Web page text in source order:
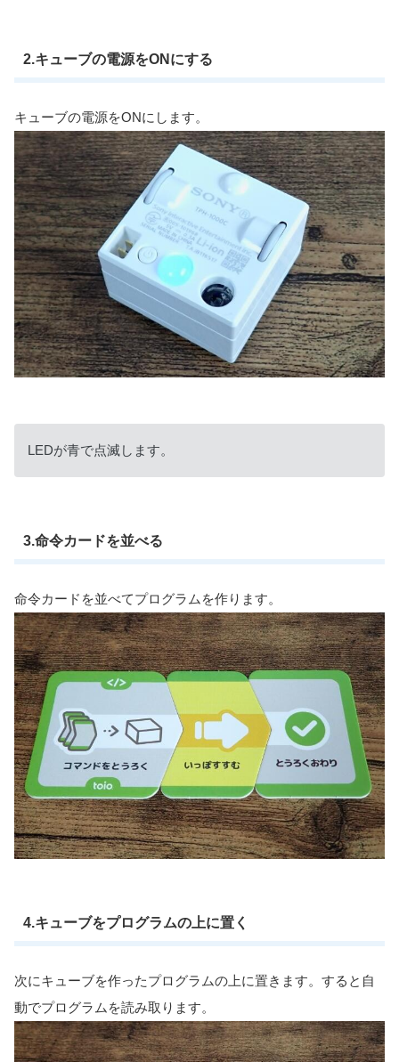
2.キューブの電源をONにする
キューブの電源をONにします。
LEDが青で点滅します。
3.命令カードを並べる
命令カードを並べてプログラムを作ります。
4.キューブをプログラムの上に置く
次にキューブを作ったプログラムの上に置きます。すると自
動でプログラムを読み取ります。